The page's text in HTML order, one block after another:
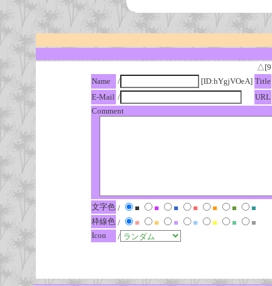
Name
/ [ID:hYgjVOeA] Title
E-Mail /
URL
Comment
文字色 / ■ ■ ■ ■ ■ ■
■
枠線色 / ■ ■ ■ ■ ■ ■
■
Icon
/